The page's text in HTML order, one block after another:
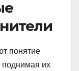
понятие
поднимая их